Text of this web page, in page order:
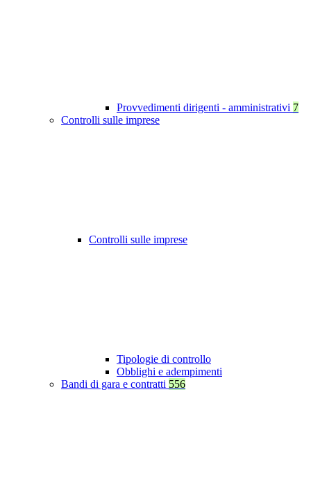
Provvedimenti dirigenti - amministrativi 7
Controlli sulle imprese
Controlli sulle imprese
Tipologie di controllo
Obblighi e adempimenti
Bandi di gara e contratti 556